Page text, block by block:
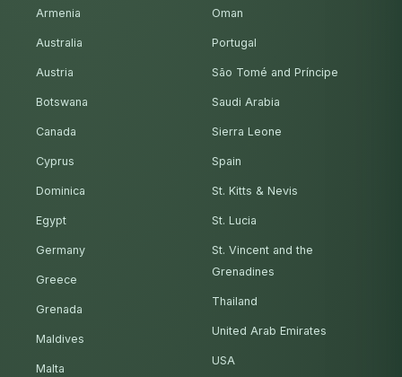
Armenia
Australia
Austria
Botswana
Canada
Cyprus
Dominica
Egypt
Germany
Greece
Grenada
Maldives
Malta
Oman
Portugal
São Tomé and Príncipe
Saudi Arabia
Sierra Leone
Spain
St. Kitts & Nevis
St. Lucia
St. Vincent and the
Grenadines
Thailand
United Arab Emirates
USA